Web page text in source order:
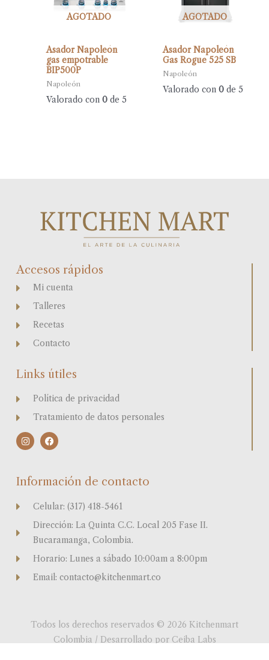
AGOTADO
Asador Napoleón
gas empotrable
BIP500P
Napoleón
Valorado con0 de 5
AGOTADO
Asador Napoleón
Gas Rogue 525 SB
Napoleón
Valorado con 0de 5
Accesos rápidos
Mi cuenta
Talleres
Recetas
Contacto
Links útiles
Política de privacidad
Tratamiento de datos personales
I
n
g
F
a
o
k
Información de contacto
Celular: (317) 418-5461
Dirección: La Quinta C.C. Local 205 Fase II.
Bucaramanga, Colombia.
Horario: Lunes a sábado 10:00am a 8:00pm
Email: contacto@kitchenmart.co
Todos los derechos reservados © 2026 Kitchenmart
Colombia / Desarrollado por Ceiba Labs